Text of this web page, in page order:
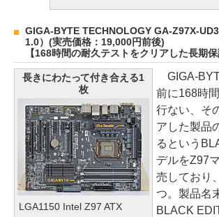
GIGA-BYTE TECHNOLOGY GA-Z97X-
1.0）(実売価格：19,000円前後)
【168時間の耐久テストをクリアした長期保
長きにわたって付き合える1
枚
LGA1150 Intel Z97 ATX
GIGA-
前に168時
行ない、そ
アした製品
るという
デルをZ97
売しており
つ。製品名
BLACK